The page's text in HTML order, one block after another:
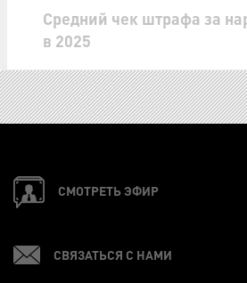
Средний чек штрафа за
в 2025
СМОТРЕТЬ ЭФИР
СВЯЗАТЬСЯ С НАМИ